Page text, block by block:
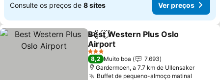
Consulte os preços de 8 sites Ver preços
PartilharAdicionar aos favoritos
Best Western Plus Oslo
Airport
3 Estrelas
8,2 Muito boa
7.693
Gardermoen, a 7.7 km de Ullensaker
Buffet de pequeno-almoço matinal